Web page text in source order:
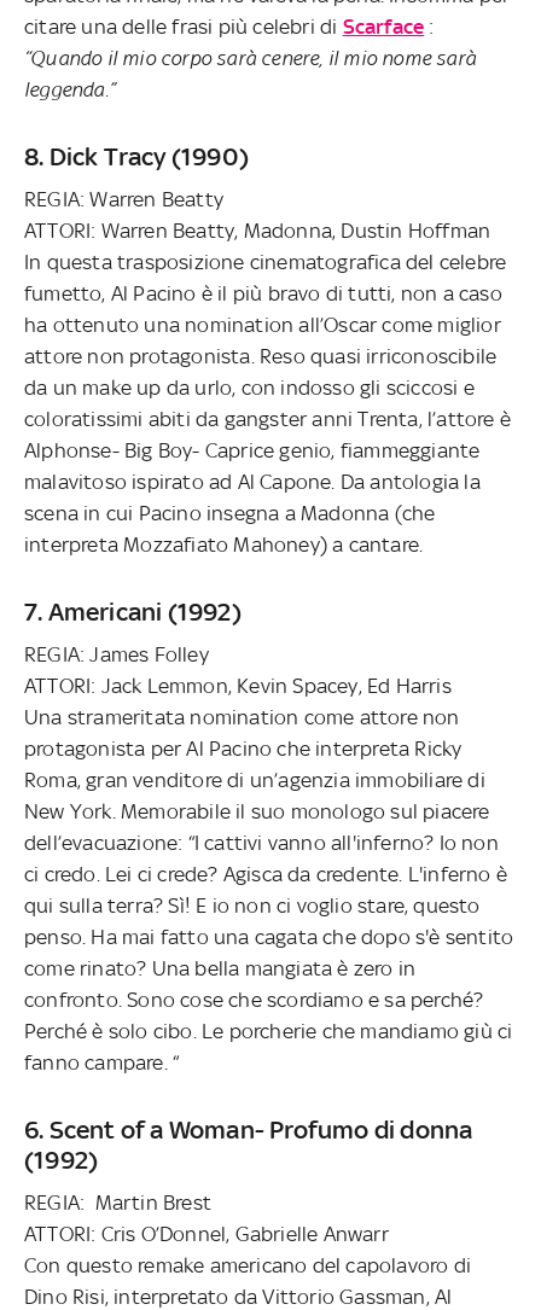
citare una delle frasi più celebri di Scarface :
“Quando il mio corpo sarà cenere, il mio nome sarà
leggenda.”
8. Dick Tracy (1990)
REGIA: Warren Beatty
ATTORI: Warren Beatty, Madonna, Dustin Hoffman
In questa trasposizione cinematografica del celebre
fumetto, Al Pacino è il più bravo di tutti, non a caso
ha ottenuto una nomination all’Oscar come miglior
attore non protagonista. Reso quasi irriconoscibile
da un make up da urlo, con indosso gli sciccosi e
coloratissimi abiti da gangster anni Trenta, l’attore è
Alphonse- Big Boy- Caprice genio, fiammeggiante
malavitoso ispirato ad Al Capone. Da antologia la
scena in cui Pacino insegna a Madonna (che
interpreta Mozzafiato Mahoney) a cantare.
7. Americani (1992)
REGIA: James Folley
ATTORI: Jack Lemmon, Kevin Spacey, Ed Harris
Una strameritata nomination come attore non
protagonista per Al Pacino che interpreta Ricky
Roma, gran venditore di un’agenzia immobiliare di
New York. Memorabile il suo monologo sul piacere
dell’evacuazione: “I cattivi vanno all'inferno? Io non
ci credo. Lei ci crede? Agisca da credente. L'inferno è
qui sulla terra? Sì! E io non ci voglio stare, questo
penso. Ha mai fatto una cagata che dopo s'è sentito
come rinato? Una bella mangiata è zero in
confronto. Sono cose che scordiamo e sa perché?
Perché è solo cibo. Le porcherie che mandiamo giù ci
fanno campare. “
6. Scent of a Woman- Profumo di donna
(1992)
REGIA: Martin Brest
ATTORI: Cris O’Donnel, Gabrielle Anwarr
Con questo remake americano del capolavoro di
Dino Risi, interpretato da Vittorio Gassman, Al